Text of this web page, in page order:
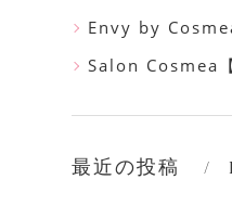
Envy by
Salon Cosmea【
最近の投稿